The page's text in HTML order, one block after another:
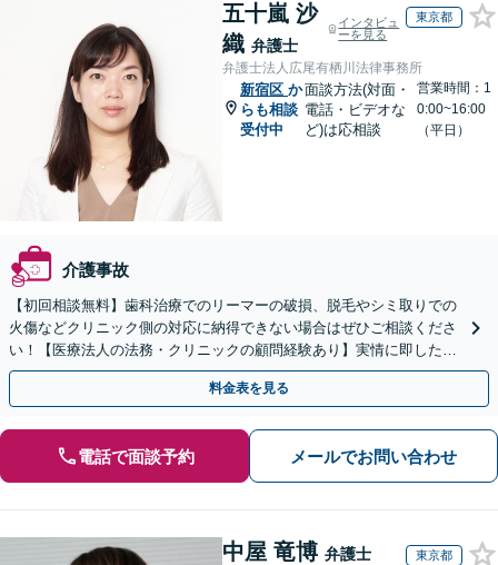
五十嵐 沙
織 弁護士
インタビュ
ーを見る
東京都
弁護士法人広尾有栖川法律事務所
新宿区 か
らも相談
受付中
面談方法(対面・
電話・ビデオな
ど)は応相談
営業時間：1
0:00~16:00
（平日）
介護事故
【初回相談無料】歯科治療でのリーマーの破損、脱毛やシミ取りでの
火傷などクリニック側の対応に納得できない場合はぜひご相談くださ
い！【医療法人の法務・クリニックの顧問経験あり】実情に即したア
ドバイスで、納得のできるトラブルの解決を目指します。
料金表を見る
電話で面談予約 メールでお問い合わせ
中屋 竜博 弁護士 東京都